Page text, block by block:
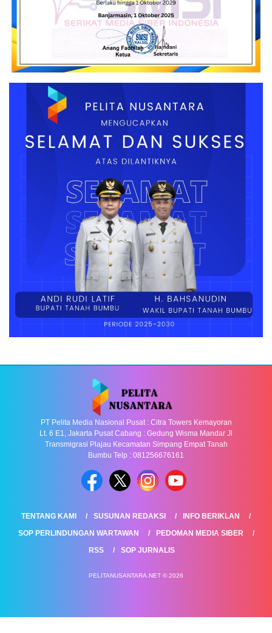
PT Pelita Media Nasional Pusat : Citra Towers Kemayoran
Lt. 6 E1, Jakarta Pusat Cabang : Gedung Wisma Mandar Jl
Transmigrasi Plajau Kecamatan Simpang Empat Tanah
Bumbu Telp : 081256676161
TENTANG KAMI SUSUNAN REDAKSI
INFO BERIKLAN
SOP PERLINDUNGAN WARTAWAN
PEDOMAN MEDIA SIBER
RSS
SOP JURNALIS
PELITANUSANTARA.NET © 2026